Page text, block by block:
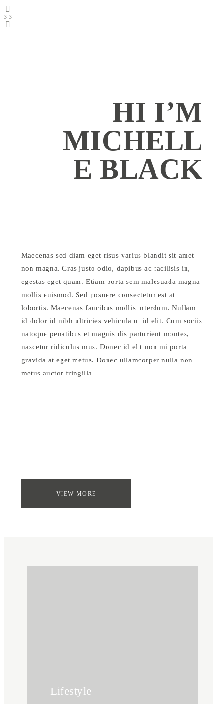
3 3
HI I’M
MICHELL
E BLACK
Maecenas sed diam eget risus varius blandit sit amet
non magna. Cras justo odio, dapibus ac facilisis in,
egestas eget quam. Etiam porta sem malesuada magna
mollis euismod. Sed posuere consectetur est at
lobortis. Maecenas faucibus mollis interdum. Nullam
id dolor id nibh ultricies vehicula ut id elit. Cum sociis
natoque penatibus et magnis dis parturient montes,
nascetur ridiculus mus. Donec id elit non mi porta
gravida at eget metus. Donec ullamcorper nulla non
metus auctor fringilla.
VIEW MORE
Lifestyle